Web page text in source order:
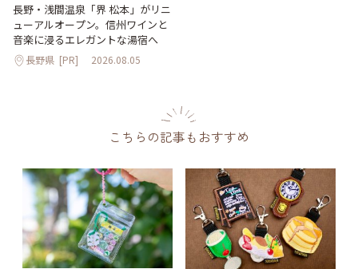
長野・浅間温泉「界 松本」がリニ
ューアルオープン。信州ワインと
音楽に浸るエレガントな湯宿へ
長野県 [PR] 2026.08.05
こちらの記事もおすすめ